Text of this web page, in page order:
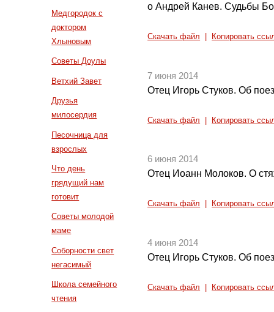
Медгородок с
доктором
Хлыновым
Советы Доулы
Ветхий Завет
Друзья
милосердия
Песочница для
взрослых
Что день
грядущий нам
готовит
Советы молодой
маме
Соборности свет
негасимый
Школа семейного
чтения
о Андрей Канев. Судьбы
Скачать файл Копировать
7 июня 2014
Отец Игорь Стуков. Об
Скачать файл Копировать
6 июня 2014
Отец Иоанн Молоков. О
Скачать файл Копировать
4 июня 2014
Отец Игорь Стуков. Об
Скачать файл Копировать